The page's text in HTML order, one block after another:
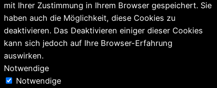
mit Ihrer Zustimmung in Ihrem Browser gespeichert. Sie
haben auch die Möglichkeit, diese Cookies zu
deaktivieren. Das Deaktivieren einiger dieser Cookies
kann sich jedoch auf Ihre Browser-Erfahrung
auswirken.
Notwendige
Notwendige